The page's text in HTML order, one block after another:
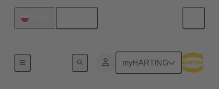
myHARTING